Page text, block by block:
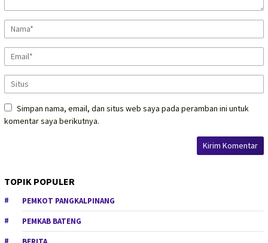
Simpan nama, email, dan situs web saya pada peramban ini untuk
komentar saya berikutnya.
TOPIK POPULER
PEMKOT PANGKALPINANG
PEMKAB BATENG